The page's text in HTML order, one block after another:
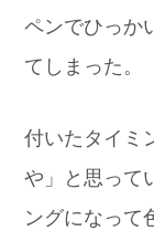
ペンでひっか
てしまった。
付いたタイミ
や」と思って
ングになって